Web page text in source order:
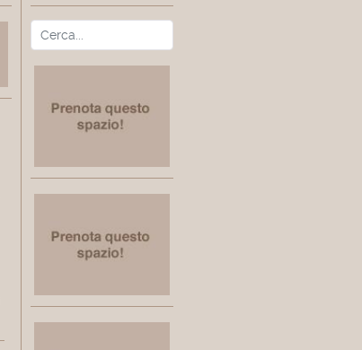
Cerca Type 2 or more characters